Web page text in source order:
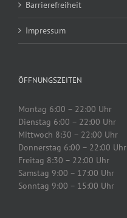
Barrierefreiheit
Impressum
ÖFFNUNGSZEITEN
Montag 6:00 – 22:00 Uhr
Dienstag 6:00 – 22:00 Uhr
Mittwoch 8:30 – 22:00 Uhr
Donnerstag 6:00 – 22:00 Uhr
Freitag 8:30 – 22:00 Uhr
Samstag 9:00 – 17:00 Uhr
Sonntag 9:00 – 15:00 Uhr